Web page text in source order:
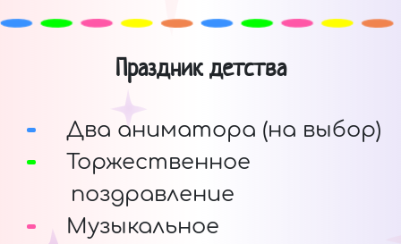
Праздник детства
Два аниматора (на выбор)
Торжественное
поздравление
Музыкальное